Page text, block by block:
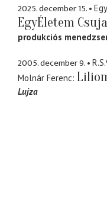
2025. december 15.
EgyÉletem
produkciós
2005. december 9.
Molnár Ferenc
Lujza